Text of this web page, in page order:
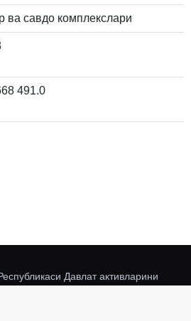
ва савдо комплекслари
491.0
Давлат активларини